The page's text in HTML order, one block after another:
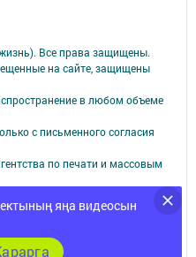
яңа видеосын
Все права защищены.
на сайте, защищены
в любом объеме
с письменного согласия
по печати и массовым
жизнь)
службой по надзору в сфере
коммуникаций